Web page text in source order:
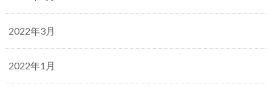
2022年3月
2022年1月